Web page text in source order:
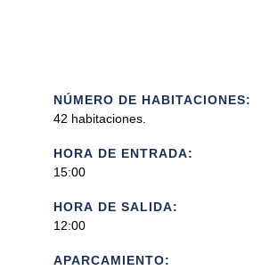
NÚMERO DE HABITACIONES:
42 habitaciones.
HORA DE ENTRADA:
15:00
HORA DE SALIDA:
12:00
APARCAMIENTO: